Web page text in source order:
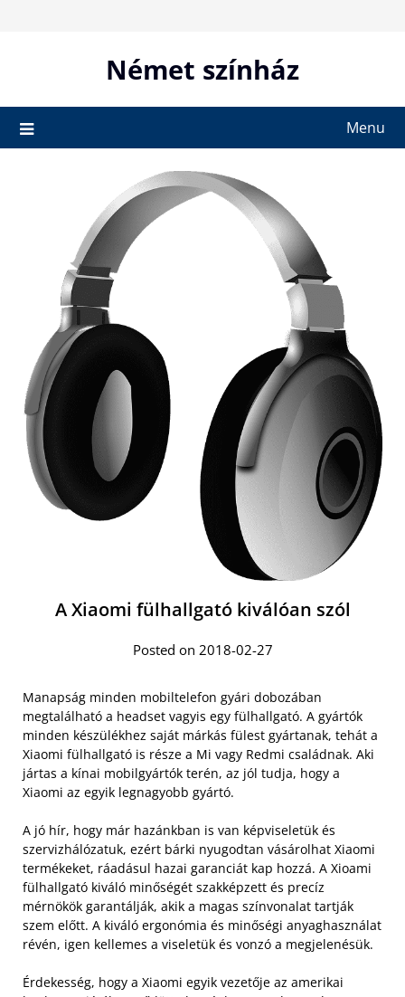
Német színház
Menu
A Xiaomi fülhallgató kiválóan szól
Posted on 2018-02-27
Manapság minden mobiltelefon gyári dobozában
megtalálható a headset vagyis egy fülhallgató. A gyártók
minden készülékhez saját márkás fülest gyártanak, tehát a
Xiaomi fülhallgató is része a Mi vagy Redmi családnak. Aki
jártas a kínai mobilgyártók terén, az jól tudja, hogy a
Xiaomi az egyik legnagyobb gyártó.
A jó hír, hogy már hazánkban is van képviseletük és
szervizhálózatuk, ezért bárki nyugodtan vásárolhat Xiaomi
termékeket, ráadásul hazai garanciát kap hozzá. A Xioami
fülhallgató kiváló minőségét szakképzett és precíz
mérnökök garantálják, akik a magas színvonalat tartják
szem előtt. A kiváló ergonómia és minőségi anyaghasználat
révén, igen kellemes a viseletük és vonzó a megjelenésük.
Érdekesség, hogy a Xiaomi egyik vezetője az amerikai